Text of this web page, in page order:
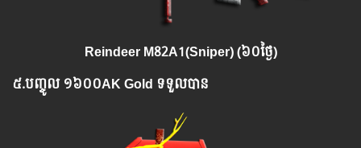
Reindeer M82A1(Sniper) (៦០ថ្ងៃ)
៥.​បញ្ចូល១៦០០AK Gold ទទួលបាន